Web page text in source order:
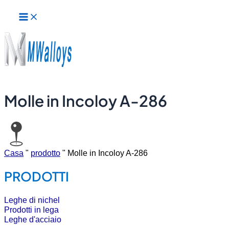
contenuto
principale
Molle in Incoloy A-286
Casa " prodotto " Molle in Incoloy A-286
PRODOTTI
Leghe di nichel
Prodotti in lega
Leghe d'acciaio